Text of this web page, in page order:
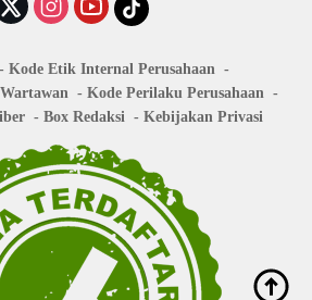
Kode Etik Internal Perusahaan
Kode Perilaku Perusahaan
Box Redaksi Kebijakan Privasi